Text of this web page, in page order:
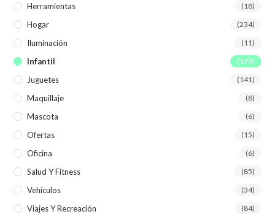
Herramientas (18)
Hogar (234)
Iluminación (11)
Infantil (179)
Juguetes (141)
Maquillaje (8)
Mascota (6)
Ofertas (15)
Oficina (6)
Salud Y Fitness (85)
Vehículos (34)
Viajes Y Recreación (84)